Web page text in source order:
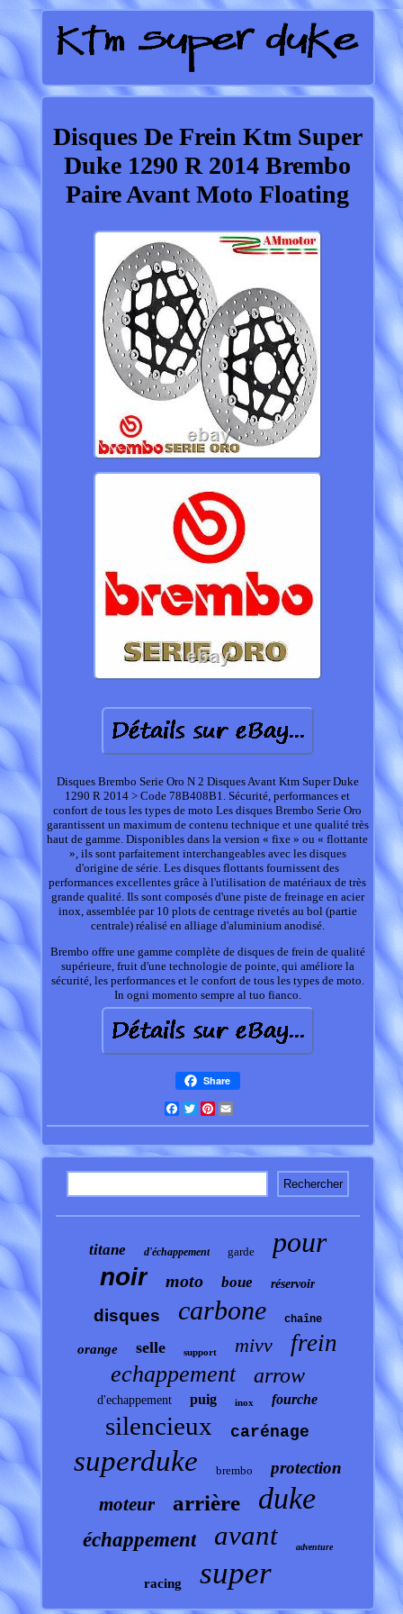
Disques De Frein Ktm Super
Duke 1290 R 2014 Brembo
Paire Avant Moto Floating
Disques Brembo Serie Oro N 2 Disques Avant Ktm Super Duke
1290 R 2014 > Code 78B408B1. Sécurité, performances et
confort de tous les types de moto Les disques Brembo Serie Oro
garantissent un maximum de contenu technique et une qualité très
haut de gamme. Disponibles dans la version « fixe » ou « flottante
», ils sont parfaitement interchangeables avec les disques
d'origine de série. Les disques flottants fournissent des
performances excellentes grâce à l'utilisation de matériaux de très
grande qualité. Ils sont composés d'une piste de freinage en acier
inox, assemblée par 10 plots de centrage rivetés au bol (partie
centrale) réalisé en alliage d'aluminium anodisé.
Brembo offre une gamme complète de disques de frein de qualité
supérieure, fruit d'une technologie de pointe, qui améliore la
sécurité, les performances et le confort de tous les types de moto.
In ogni momento sempre al tuo fianco.
Share
Facebook
TwitterPinterest
titane d'échappement garde pour
noir moto boue réservoir
disques carbone chaîne
orange selle support mivv frein
echappement arrow
d'echappement puig inox fourche
silencieux carénage
superduke brembo protection
moteur arrière duke
échappement avant adventure
racing super